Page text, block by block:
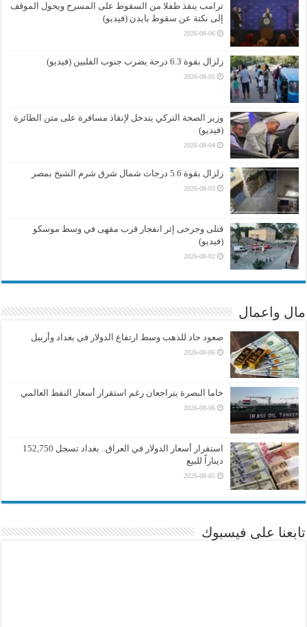
ترامب ينقذ طفلا من السقوط على المسرح ويحول الموقف
إلى نكتة عن سقوط بايدن (فيديو)
2026-08-06
زلزال بقوة 6.3 درجة يضرب جنوب الفلبين (فيديو)
2026-08-05
وزير الصحة التركي يتدخل لإنقاذ مسافرة على متن الطائرة
(فيديو)
2026-08-04
زلزال بقوة 5.6 درجات شمال شرق شرم الشيخ بمصر
2026-08-03
قتلى وجرحى إثر انفجار قرب مقهى في وسط موسكو
(فيديو)
2026-08-02
مال واعمال
صعود حاد للذهب وسط ارتفاع الدولار في بغداد وأربيل
2026-08-06
خاما البصرة يتراجعان رغم استقرار أسعار النفط العالمي
2026-08-06
استقرار أسعار الدولار في العراق.. بغداد تسجل 152,750
ديناراً للبيع
2026-08-05
تابعنا على فيسبوك